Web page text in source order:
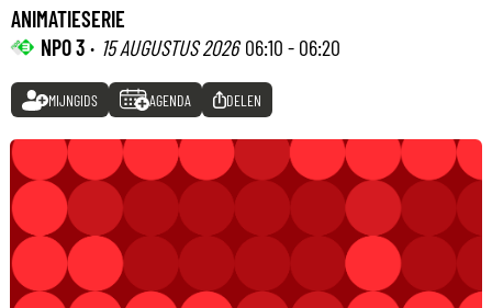
ANIMATIESERIE
NPO 3 · 15 AUGUSTUS 2026 06:10 - 06:20
MIJNGIDS AGENDA DELEN